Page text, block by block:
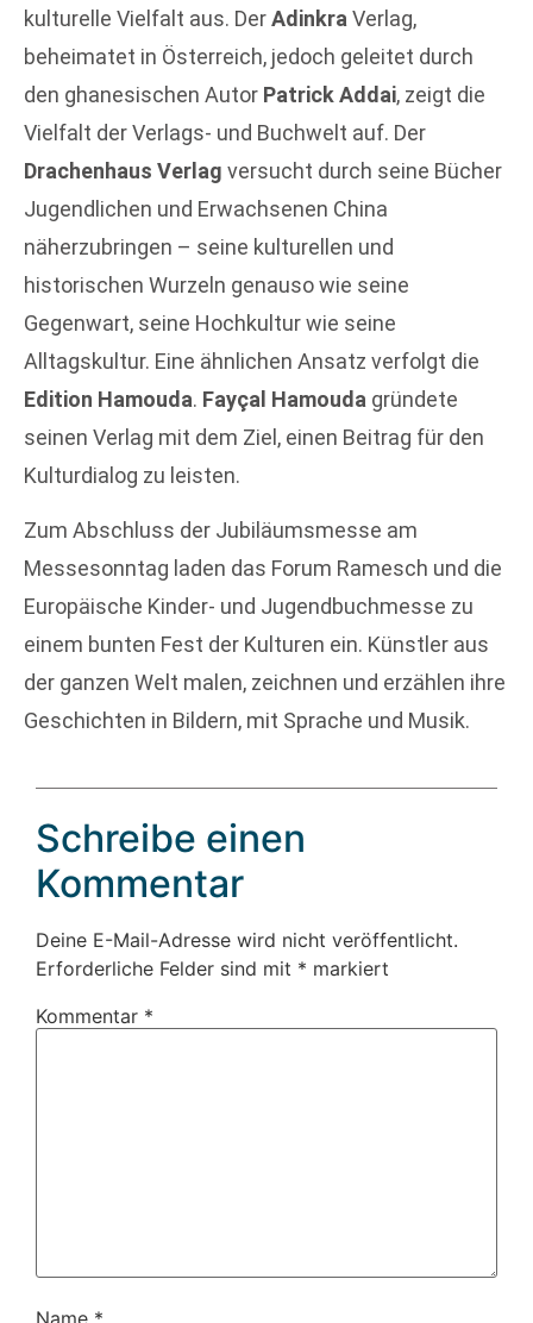
kulturelle Vielfalt aus. DerAdinkra Verlag,
beheimatet in Österreich, jedoch geleitet durch
den ghanesischen Autor Patrick Addai, zeigt die
Vielfalt der Verlags- und Buchwelt auf. Der
Drachenhaus Verlag versucht durch seine Bücher
Jugendlichen und Erwachsenen China
näherzubringen – seine kulturellen und
historischen Wurzeln genauso wie seine
Gegenwart, seine Hochkultur wie seine
Alltagskultur. Eine ähnlichen Ansatz verfolgt die
Edition Hamouda. Fayçal Hamouda gründete
seinen Verlag mit dem Ziel, einen Beitrag für den
Kulturdialog zu leisten.
Zum Abschluss der Jubiläumsmesse am
Messesonntag laden das Forum Ramesch und die
Europäische Kinder- und Jugendbuchmesse zu
einem bunten Fest der Kulturen ein. Künstler aus
der ganzen Welt malen, zeichnen und erzählen ihre
Geschichten in Bildern, mit Sprache und Musik.
Schreibe einen
Kommentar
Deine E-Mail-Adresse wird nicht veröffentlicht.
Erforderliche Felder sind mit * markiert
Kommentar *
Name *